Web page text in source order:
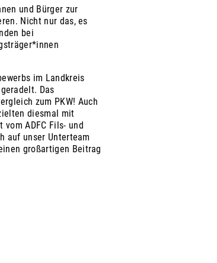
und Bürger zur
Nicht nur das, es
bei
im Landkreis
geradelt. Das
zum PKW! Auch
diesmal mit
vom ADFC Fils- und
auf unser Unterteam
großartigen Beitrag